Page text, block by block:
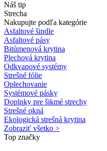
Náš tip
Strecha
Nakupujte podľa kategórie
Asfaltové šindle
Asfaltové pásy
Bitúmenová krytina
Plechová krytina
Odkvapové systémy
Strešné fólie
Oplechovanie
Systémové pásky
Doplnky pre šikmé strechy
Strešné okná
Ekologická strešná krytina
Zobraziť všetko >
Top značky